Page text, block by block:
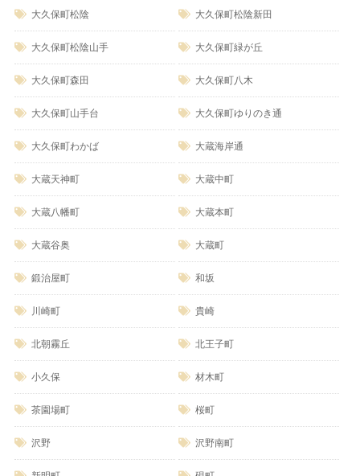
大久保町松陰 大久保町松陰新田
大久保町松陰山手 大久保町緑が丘
大久保町森田 大久保町八木
大久保町山手台 大久保町ゆりのき通
大久保町わかば 大蔵海岸通
大蔵天神町 大蔵中町
大蔵八幡町 大蔵本町
大蔵谷奥 大蔵町
鍛治屋町 和坂
川崎町 貴崎
北朝霧丘 北王子町
小久保 材木町
茶園場町 桜町
沢野 沢野南町